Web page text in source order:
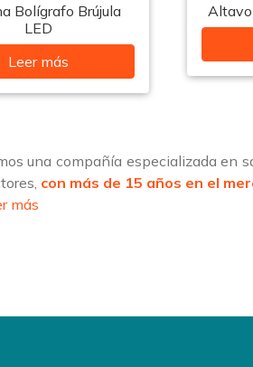
Bolígrafo Brújula
LED
Leer más
una compañía especializada en
con más de 15 años en el
más